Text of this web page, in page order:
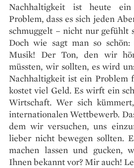
Nachhaltigkeit ist heute ein
Problem, dass es sich jeden
schmuggelt – nicht nur gefühlt
Doch wie sagt man so
Musik! Der Ton, den wir
müssten, wir sollten, es wird
Nachhaltigkeit ist ein Problem
kostet viel Geld. Es wirft ein
Wirtschaft. Wer sich
internationalen Wettbewerb.
dem wir versuchen, uns
lieber nicht bewegen sollten.
machen lassen und gucken,
Ihnen bekannt vor? Mir auch!